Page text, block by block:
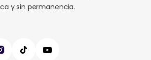
y sin permanencia.